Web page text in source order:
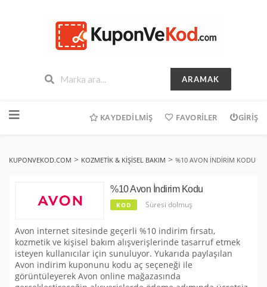
ARAMAK
geç
KAYDEDILMIŞ FAVORILER GIRIŞ
KUPONVEKOD.COM > KOZMETIK & KIŞISEL BAKIM > %10 AVON İNDIRIM KODU
%10 Avon İndirim Kodu
KOD Süresi dolmuş
Avon internet sitesinde geçerli %10 indirim fırsatı,
kozmetik ve kişisel bakım alışverişlerinde tasarruf etmek
isteyen kullanıcılar için sunuluyor. Yukarıda paylaşılan
Avon indirim kuponunu kodu aç seçeneği ile
görüntüleyerek Avon online mağazasında